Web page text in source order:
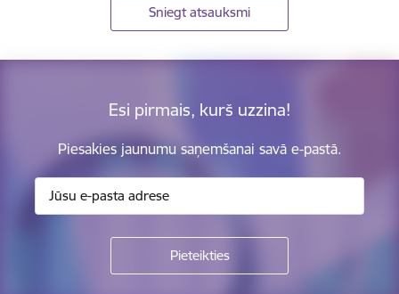
Sniegt atsauksmi
Esi pirmais, kurš uzzina!
Piesakies jaunumu saņemšanai savā e-pastā.